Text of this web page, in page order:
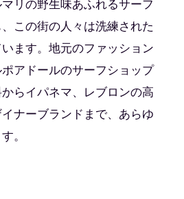
リの野生味あふれるサーフ
この街の人々は洗練された
ます。地元のファッション
アドールのサーフショップ
らイパネマ、レブロンの高
ナーブランドまで、あらゆ
。